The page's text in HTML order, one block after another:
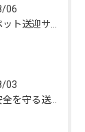
06
03